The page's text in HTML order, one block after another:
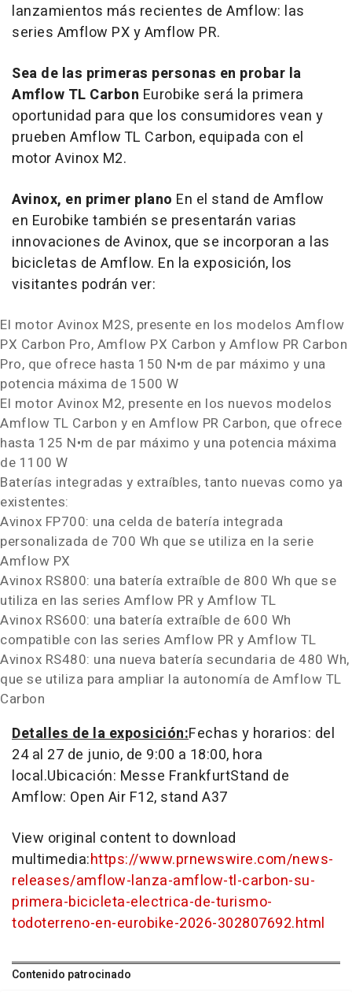
lanzamientos más recientes de Amflow: las
series Amflow PX y Amflow PR.
Sea de las primeras personas en probar la
Amflow TL Carbon Eurobike será la primera
oportunidad para que los consumidores vean y
prueben Amflow TL Carbon, equipada con el
motor Avinox M2.
Avinox, en primer plano En el stand de Amflow
en Eurobike también se presentarán varias
innovaciones de Avinox, que se incorporan a las
bicicletas de Amflow. En la exposición, los
visitantes podrán ver:
El motor Avinox M2S, presente en los modelos Amflow
PX Carbon Pro, Amflow PX Carbon y Amflow PR Carbon
Pro, que ofrece hasta 150 N•m de par máximo y una
potencia máxima de 1500 W
El motor Avinox M2, presente en los nuevos modelos
Amflow TL Carbon y en Amflow PR Carbon, que ofrece
hasta 125 N•m de par máximo y una potencia máxima
de 1100 W
Baterías integradas y extraíbles, tanto nuevas como ya
existentes:
Avinox FP700: una celda de batería integrada
personalizada de 700 Wh que se utiliza en la serie
Amflow PX
Avinox RS800: una batería extraíble de 800 Wh que se
utiliza en las series Amflow PR y Amflow TL
Avinox RS600: una batería extraíble de 600 Wh
compatible con las series Amflow PR y Amflow TL
Avinox RS480: una nueva batería secundaria de 480 Wh,
que se utiliza para ampliar la autonomía de Amflow TL
Carbon
Detalles de la exposición:Fechas y horarios: del
24 al 27 de junio, de 9:00 a 18:00, hora
local.Ubicación: Messe FrankfurtStand de
Amflow: Open Air F12, stand A37
View original content to download
multimedia:https://www.prnewswire.com/news-
releases/amflow-lanza-amflow-tl-carbon-su-
primera-bicicleta-electrica-de-turismo-
todoterreno-en-eurobike-2026-302807692.html
Contenido patrocinado